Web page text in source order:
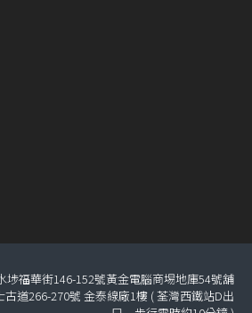
埗福華街146-152號黃金電腦商埸地庫54號舖
道266-270號 金泰線廠1樓 ( 荃灣西鐵站D出